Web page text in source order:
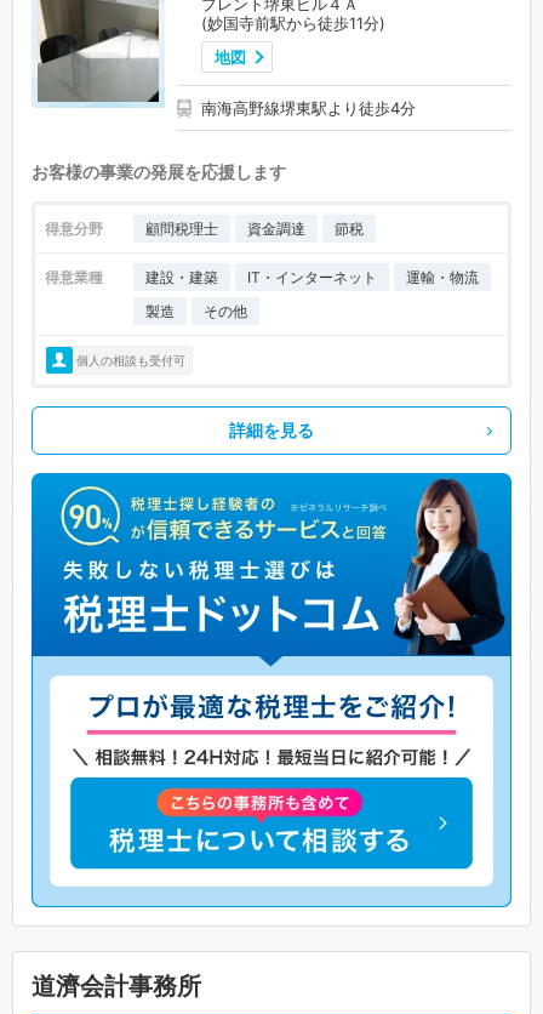
(妙国寺前駅から徒歩11分)
地図
南海高野線堺東駅より徒歩4分
お客様の事業の発展を応援します
得意分野 顧問税理士 資金調達 節税
得意業種 建設・建築 IT・インターネット
運輸・物流
製造
その他
個人の相談も受付可
詳細を見る
道濟会計事務所